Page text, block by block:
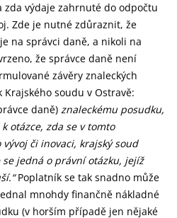
výdaje zahrnuté do odpočtu
Zde je nutné zdůraznit, že
je na správci daně, a nikoli na
že správce daně není
závěry znaleckých
soudu v Ostravě:
daně) znaleckému posudku,
otázce, zda se v tomto
či inovaci, krajský soud
jedná o právní otázku, jejíž
Poplatník se tak snadno může
mnohdy finančně nákladné
(v horším případě jen nějaké